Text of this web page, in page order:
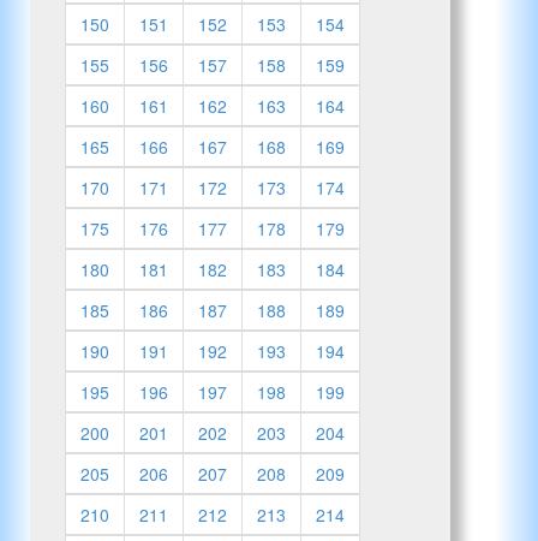
150
151 152 153
154
155
156 157 158
159
160
161 162 163
164
165
166 167 168
169
170
171 172 173
174
175
176 177 178
179
180
181 182 183
184
185
186 187 188
189
190
191 192 193
194
195
196 197 198
199
200
201 202 203
204
205
206 207 208
209
210
211 212 213
214